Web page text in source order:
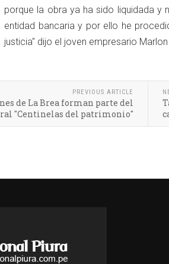
porque la obra ya ha sido liquidada y
entidad bancaria y por ello he
justicia" dijo el joven empresario
PREVIOUS ARTICLE
de La Brea forman parte del
"Centinelas del patrimonio"